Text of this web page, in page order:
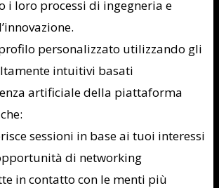
i loro processi di ingegneria e
personalizzato utilizzando gli
intuitivi basati
artificiale della piattaforma
sessioni in base ai tuoi interessi
di networking
in contatto con le menti più